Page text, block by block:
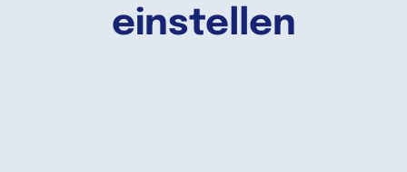
einstellen